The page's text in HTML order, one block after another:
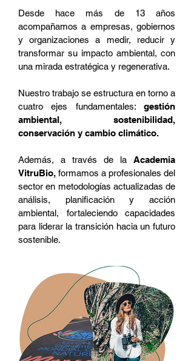
Desde hace más de 13 años
acompañamos a empresas, gobiernos
y organizaciones a medir, reducir y
transformar su impacto ambiental, con
una mirada estratégica y regenerativa.
Nuestro trabajo se estructura en torno a
cuatro ejes fundamentales: gestión
ambiental, sostenibilidad,
conservación y cambio climático.
Además, a través de la Academia
VitruBio, formamos a profesionales del
sector en metodologías actualizadas de
análisis, planificación y acción
ambiental, fortaleciendo capacidades
para liderar la transición hacia un futuro
sostenible.
Powered by
InnoTech Apps